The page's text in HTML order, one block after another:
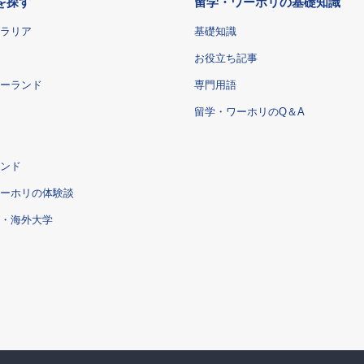
リア
ランド
ド
ホリの体験談
海外大学
基礎知識
お役立ち記事
専門用語
留学・ワーホリのQ＆A